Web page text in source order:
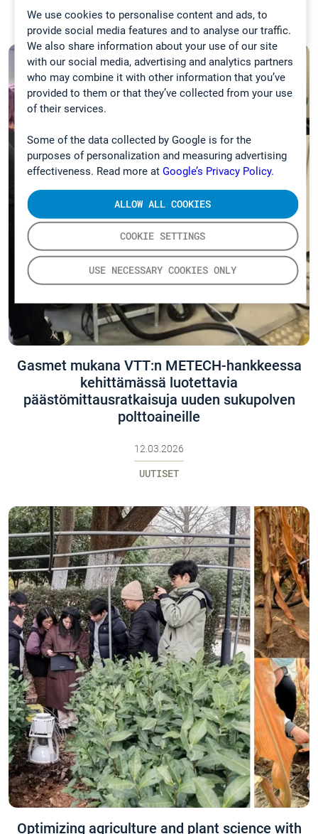
We use cookies to personalise content and ads, to
provide social media features and to analyse our traffic.
We also share information about your use of our site
with our social media, advertising and analytics partners
who may combine it with other information that you’ve
provided to them or that they’ve collected from your use
of their services.
Some of the data collected by Google is for the
purposes of personalization and measuring advertising
effectiveness. Read more at Google’s Privacy Policy.
COOKIE SETTINGS
USE NECESSARY COOKIES ONLY
ALLOW ALL COOKIES
BLOGI
Gasmet mukana VTT:n METECH-hankkeessa
kehittämässä luotettavia
päästömittausratkaisuja uuden sukupolven
polttoaineille
12.03.2026
UUTISET
Optimizing agriculture and plant science with